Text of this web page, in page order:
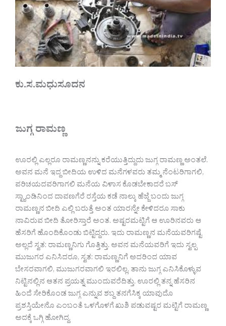
ಕು.ಸ.ಮಧುಸೂದನ
ಜುಗ್ಗ ರಾಮಣ್ಣ
ಊರಲ್ಲಿ ಎಲ್ಲರೂ ರಾಮಣ್ಣನನ್ನು ಕರೆಯುತ್ತಿದ್ದುದು ಜುಗ್ಗ ರಾಮಣ್ಣ ಅಂತಲೆ.
ಅವನ ಮನೆ ಇದ್ದ ಬೀದಿಯ ಉಳಿದ ಮನೆಗಳವರು ತಮ್ಮ ನೆಂಟರಿಗಾಗಲಿ,
ಪರಿಚಯದವರಿಗಾಗಲಿ ಮನೆಯ ವಿಳಾಸ ಕೊಡಬೇಕಾದರೆ ಬಸ್
ಸ್ಟ್ಯಾಂಡಿನಿಂದ ದಾವಣಗೆರೆ ರಸ್ತೆಯ ಕಡೆ ನಾಲ್ಕು ಹೆಜ್ಜೆ ಬಂದು ಜುಗ್ಗ
ರಾಮಣ್ಣನ ಬೀದಿ ಎಲ್ಲಿ ಬರುತ್ತೆ ಅಂತ ಯಾರನ್ನೇ ಕೇಳಿದರೂ ಸಾಕು
ನಾವಿರುವ ಬೀದಿ ತೋರಿಸ್ತಾರೆ ಅಂತ. ಅಷ್ಟರಮಟ್ಟಿಗೆ ಆ ಊರಿನವರು ಆ
ಹೆಸರಿಗೆ ಹೊಂದಿಕೊಂಡು ಬಿಟ್ಟಿದ್ದರು. ಇದು ರಾಮಣ್ಣನ ಮನೆಯವರಿಗಷ್ಟೆ
ಅಲ್ಲದೆ ಸ್ವತ: ರಾಮಣ್ಣನಿಗು ಗೊತ್ತಿತ್ತು. ಅವನ ಮನೆಯವರಿಗೆ ಇದು ಸ್ವಲ್ಪ
ಮುಜುಗರ ಎನಿಸಿದರೂ, ಸ್ವತ: ರಾಮಣ್ಣನಿಗೆ ಅದರಿಂದ ಯಾವ
ಬೇಸರವಾಗಲಿ, ಮುಜುಗರವಾಗಲಿ ಇರಲಿಲ್ಲ. ತಾನು ಜುಗ್ಗ ಎನಿಸಿಕೊಳ್ಳುವ
ನಿಟ್ಟಿನಲ್ಲಿನ ಆತನ ಪ್ರಯತ್ನ ಮುಂದುವರೆದಿತ್ತು. ಊರಲ್ಲಿ ತನ್ನ ಹೆಸರಿನ
ಹಿಂದೆ ಸೇರಿಕೊಂಡ ಜುಗ್ಗ ಎನ್ನುವ ಶಬ್ದ ತನಗೆಸಿಕ್ಕ ಯಾವುದೊ
ಪ್ರಶಸ್ತಿಯೇನೊ ಎಂಬಂತೆ ಒಳಗೊಳಗೆ ಖುಶಿ ಪಡುವಷ್ಟರ ಮಟ್ಟಿಗೆ ರಾಮಣ್ಣ
ಅದಕ್ಕೆ ಒಗ್ಗಿ ಹೋಗಿದ್ದ.